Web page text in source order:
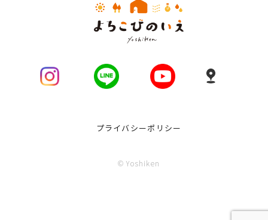
プライバシーポリシー
© Yoshiken